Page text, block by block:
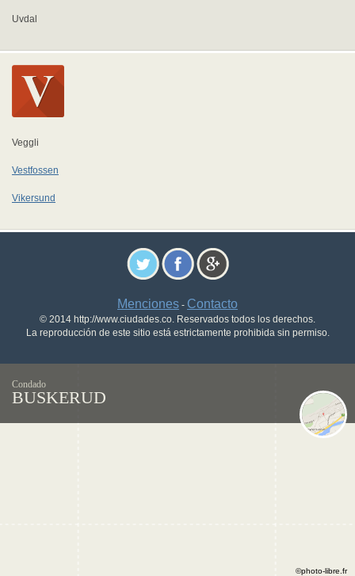
Uvdal
Veggli
Vestfossen
Vikersund
Menciones - Contacto
© 2014 http://www.ciudades.co. Reservados todos los derechos.
La reproducción de este sitio está estrictamente prohibida sin permiso.
Condado
BUSKERUD
©photo-libre.fr